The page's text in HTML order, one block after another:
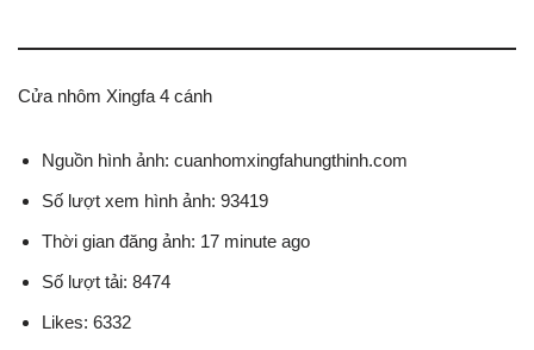
Cửa nhôm Xingfa 4 cánh
Nguồn hình ảnh: cuanhomxingfahungthinh.com
Số lượt xem hình ảnh: 93419
Thời gian đăng ảnh: 17 minute ago
Số lượt tải: 8474
Likes: 6332